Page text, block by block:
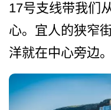
17号支线带我们
心。宜人的­狭窄
洋就在中心旁边。